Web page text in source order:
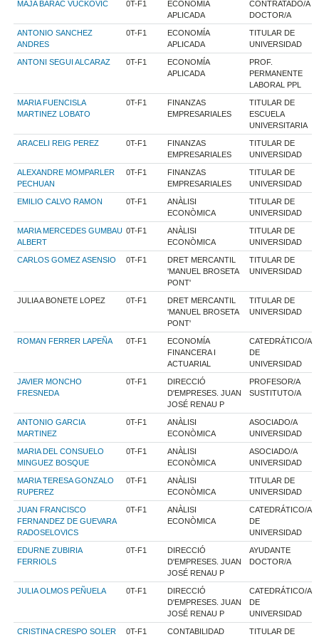
MAJA BARAC VUCKOVIC 0T-F1
ECONOMÍA
APLICADA
CONTRATADO/A
DOCTOR/A
ANTONIO SANCHEZ
ANDRES
0T-F1
ECONOMÍA
APLICADA
TITULAR DE
UNIVERSIDAD
ANTONI SEGUI ALCARAZ 0T-F1
ECONOMÍA
APLICADA
PROF.
PERMANENTE
LABORAL PPL
MARIA FUENCISLA
MARTINEZ LOBATO
0T-F1
FINANZAS
EMPRESARIALES
TITULAR DE
ESCUELA
UNIVERSITARIA
ARACELI REIG PEREZ 0T-F1
FINANZAS
EMPRESARIALES
TITULAR DE
UNIVERSIDAD
ALEXANDRE MOMPARLER
PECHUAN
0T-F1
FINANZAS
EMPRESARIALES
TITULAR DE
UNIVERSIDAD
EMILIO CALVO RAMON 0T-F1
ANÀLISI
ECONÒMICA
TITULAR DE
UNIVERSIDAD
MARIA MERCEDES GUMBAU
ALBERT
0T-F1
ANÀLISI
ECONÒMICA
TITULAR DE
UNIVERSIDAD
CARLOS GOMEZ ASENSIO 0T-F1
DRET MERCANTIL
'MANUEL BROSETA
PONT'
TITULAR DE
UNIVERSIDAD
JULIA A BONETE LOPEZ 0T-F1
DRET MERCANTIL
'MANUEL BROSETA
PONT'
TITULAR DE
UNIVERSIDAD
ROMAN FERRER LAPEÑA 0T-F1
ECONOMÍA
FINANCERA I
ACTUARIAL
CATEDRÁTICO/A
DE
UNIVERSIDAD
JAVIER MONCHO
FRESNEDA
0T-F1
DIRECCIÓ
D'EMPRESES. JUAN
JOSÉ RENAU P
PROFESOR/A
SUSTITUTO/A
ANTONIO GARCIA
MARTINEZ
0T-F1
ANÀLISI
ECONÒMICA
ASOCIADO/A
UNIVERSIDAD
MARIA DEL CONSUELO
MINGUEZ BOSQUE
0T-F1
ANÀLISI
ECONÒMICA
ASOCIADO/A
UNIVERSIDAD
MARIA TERESA GONZALO
RUPEREZ
0T-F1
ANÀLISI
ECONÒMICA
TITULAR DE
UNIVERSIDAD
JUAN FRANCISCO
FERNANDEZ DE GUEVARA
RADOSELOVICS
0T-F1
ANÀLISI
ECONÒMICA
CATEDRÁTICO/A
DE
UNIVERSIDAD
EDURNE ZUBIRIA
FERRIOLS
0T-F1
DIRECCIÓ
D'EMPRESES. JUAN
JOSÉ RENAU P
AYUDANTE
DOCTOR/A
JULIA OLMOS PEÑUELA 0T-F1
DIRECCIÓ
D'EMPRESES. JUAN
JOSÉ RENAU P
CATEDRÁTICO/A
DE
UNIVERSIDAD
CRISTINA CRESPO SOLER 0T-F1 CONTABILIDAD
TITULAR DE